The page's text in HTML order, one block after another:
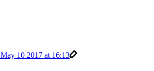
May 10 2017 at 16:13